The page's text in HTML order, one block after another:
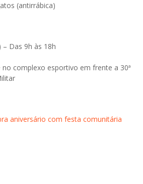
(antirrábica)
Das 9h às 18h
complexo esportivo em frente a 30ª